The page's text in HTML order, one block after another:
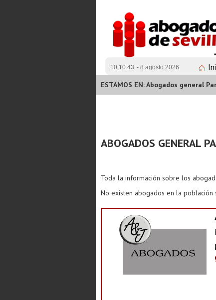
10:10:44 - 8 agosto 2026
ESTAMOS EN: Abogados general
ABOGADOS GENERAL
Toda la información sobre los
No existen abogados en la